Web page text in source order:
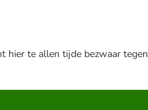
te allen tijde bezwaar